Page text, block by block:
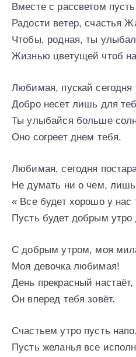
Вместе с рассветом
Радости ветер, счастья
Чтобы, родная, ты
Жизнью цветущей чтоб
Любимая, пускай сегодня
Добро несет лишь для
Ты улыбайся больше
Оно согреет днем тебя.
Любимая, сегодня
Не думать ни о чем, лишь
« Все будет хорошо у нас
Пусть будет добрым утро
С добрым утром, моя
Моя девочка любимая!
День прекрасный настаёт,
Он вперед тебя зовёт.
Счастьем утро пусть
Пусть желанья все